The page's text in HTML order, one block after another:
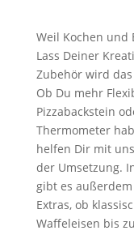
Weil Kochen und
Lass Deiner
Zubehör wird
Ob Du mehr
Pizzabackstein
Thermometer
helfen Dir mit
der Um­setzung.
gibt es
Extras, ob
Waffeleisen bis